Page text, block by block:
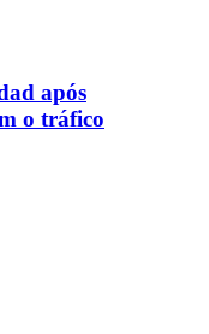
após
o tráfico